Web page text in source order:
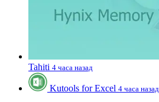
Tahiti 4 часа назад
Kutools for Excel 4 часа назад